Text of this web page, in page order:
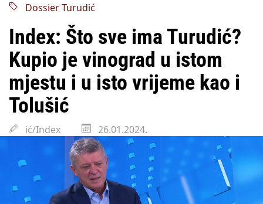
godine
najavio za jesen
Državni tajnik Rukavina: Hrvatska ima 3,6 milijuna birača
HŽ Infrastruktura: Nesreće na željezničkim prijelazima
prepolovljene
Državni inspektorat opozvao Barebells pločicu - soft protein
bar Coco Choco
Dossier Turudić
Index: Što sve ima Turudić?
Kupio je vinograd u istom
mjestu i u isto vrijeme kao i
Tolušić
ić/Index 26.01.2024.